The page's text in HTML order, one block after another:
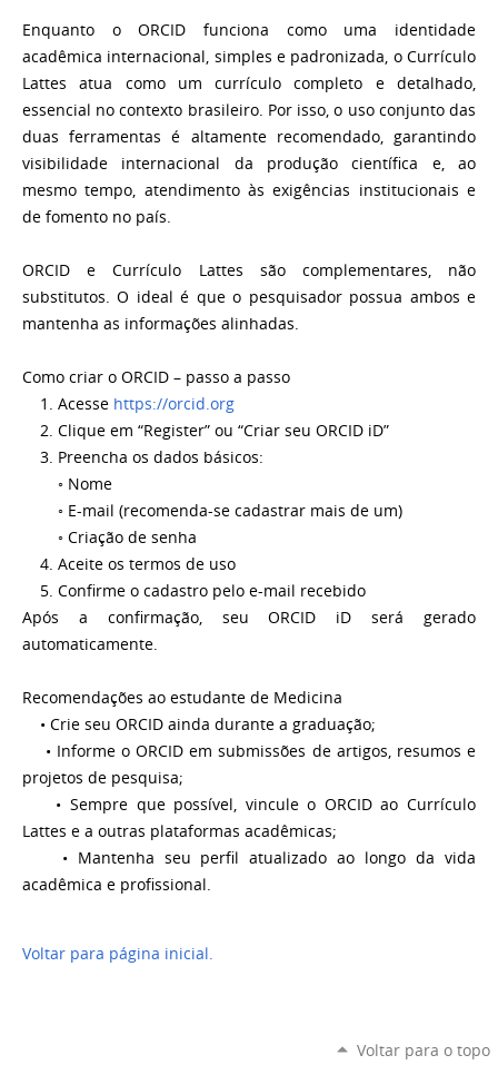
Enquanto o ORCID funciona como uma identidade
acadêmica internacional, simples e padronizada, o Currículo
Lattes atua como um currículo completo e detalhado,
essencial no contexto brasileiro. Por isso, o uso conjunto das
duas ferramentas é altamente recomendado, garantindo
visibilidade internacional da produção científica e, ao
mesmo tempo, atendimento às exigências institucionais e
de fomento no país.
ORCID e Currículo Lattes são complementares, não
substitutos. O ideal é que o pesquisador possua ambos e
mantenha as informações alinhadas.
Como criar o ORCID – passo a passo
1. Acesse https://orcid.org
2. Clique em “Register” ou “Criar seu ORCID iD”
3. Preencha os dados básicos:
◦ Nome
◦ E-mail (recomenda-se cadastrar mais de um)
◦ Criação de senha
4. Aceite os termos de uso
5. Confirme o cadastro pelo e-mail recebido
Após a confirmação, seu ORCID iD será gerado
automaticamente.
Recomendações ao estudante de Medicina
• Crie seu ORCID ainda durante a graduação;
• Informe o ORCID em submissões de artigos, resumos e
projetos de pesquisa;
• Sempre que possível, vincule o ORCID ao Currículo
Lattes e a outras plataformas acadêmicas;
• Mantenha seu perfil atualizado ao longo da vida
acadêmica e profissional.
Voltar para página inicial.
Voltar para o topo